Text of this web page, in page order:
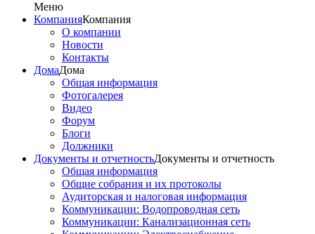
Меню
КомпанияКомпания
О компании
Новости
Контакты
ДомаДома
Общая информация
Фотогалерея
Видео
Форум
Блоги
Должники
Документы и отчетностьДокументы и отчетность
Общая информация
Общие собрания и их протоколы
Аудиторская и налоговая информация
Коммуникации: Водопроводная сеть
Коммуникации: Канализационная сеть